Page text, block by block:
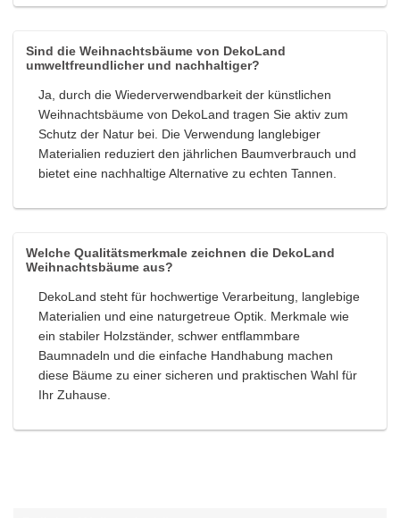
Sind die Weihnachtsbäume von DekoLand
umweltfreundlicher und nachhaltiger?
Ja, durch die Wiederverwendbarkeit der künstlichen
Weihnachtsbäume von DekoLand tragen Sie aktiv zum
Schutz der Natur bei. Die Verwendung langlebiger
Materialien reduziert den jährlichen Baumverbrauch und
bietet eine nachhaltige Alternative zu echten Tannen.
Welche Qualitätsmerkmale zeichnen die DekoLand
Weihnachtsbäume aus?
DekoLand steht für hochwertige Verarbeitung, langlebige
Materialien und eine naturgetreue Optik. Merkmale wie
ein stabiler Holzständer, schwer entflammbare
Baumnadeln und die einfache Handhabung machen
diese Bäume zu einer sicheren und praktischen Wahl für
Ihr Zuhause.